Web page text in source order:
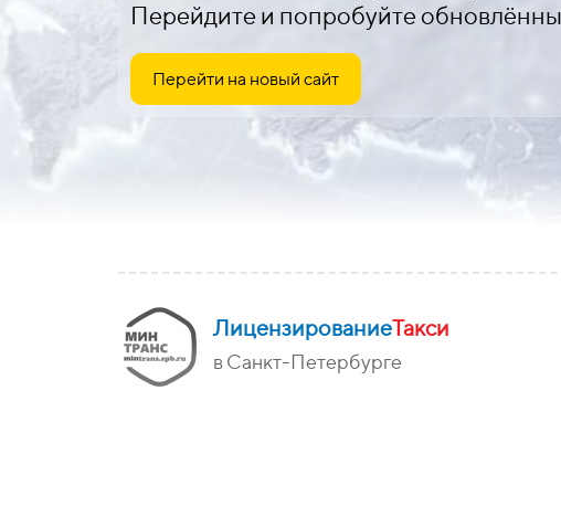
Перейдите и попробуйте
Перейти на новый сайт
ЛицензированиеТакси
в Санкт-Петербурге